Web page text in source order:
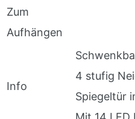
Zum
Aufhängen
Info
4 stufig
Spiegeltür